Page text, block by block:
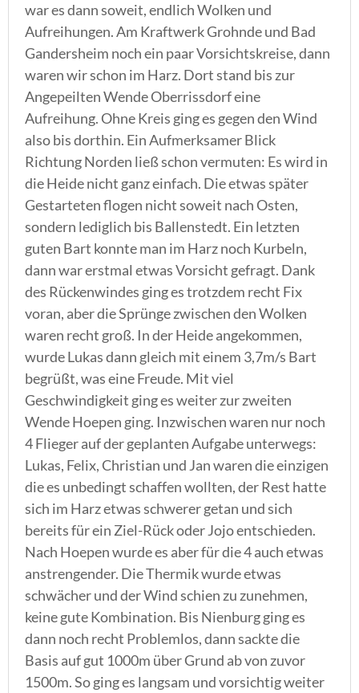
war es dann soweit, endlich Wolken und
Aufreihungen. Am Kraftwerk Grohnde und Bad
Gandersheim noch ein paar Vorsichtskreise, dann
waren wir schon im Harz. Dort stand bis zur
Angepeilten Wende Oberrissdorf eine
Aufreihung. Ohne Kreis ging es gegen den Wind
also bis dorthin. Ein Aufmerksamer Blick
Richtung Norden ließ schon vermuten: Es wird in
die Heide nicht ganz einfach. Die etwas später
Gestarteten flogen nicht soweit nach Osten,
sondern lediglich bis Ballenstedt. Ein letzten
guten Bart konnte man im Harz noch Kurbeln,
dann war erstmal etwas Vorsicht gefragt. Dank
des Rückenwindes ging es trotzdem recht Fix
voran, aber die Sprünge zwischen den Wolken
waren recht groß. In der Heide angekommen,
wurde Lukas dann gleich mit einem 3,7m/s Bart
begrüßt, was eine Freude. Mit viel
Geschwindigkeit ging es weiter zur zweiten
Wende Hoepen ging. Inzwischen waren nur noch
4 Flieger auf der geplanten Aufgabe unterwegs:
Lukas, Felix, Christian und Jan waren die einzigen
die es unbedingt schaffen wollten, der Rest hatte
sich im Harz etwas schwerer getan und sich
bereits für ein Ziel-Rück oder Jojo entschieden.
Nach Hoepen wurde es aber für die 4 auch etwas
anstrengender. Die Thermik wurde etwas
schwächer und der Wind schien zu zunehmen,
keine gute Kombination. Bis Nienburg ging es
dann noch recht Problemlos, dann sackte die
Basis auf gut 1000m über Grund ab von zuvor
1500m. So ging es langsam und vorsichtig weiter